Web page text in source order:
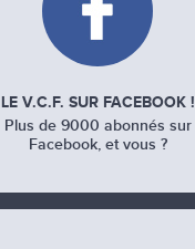
LE V.C.F. SUR FACEBOOK !
Plus de 9000 abonnés sur
Facebook, et vous ?